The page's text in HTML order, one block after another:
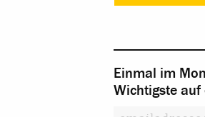
Einmal im
Wichtigste auf